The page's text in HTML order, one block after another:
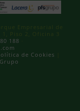
Empresarial de
Piso 2, Oficina 3
188
de Cookies